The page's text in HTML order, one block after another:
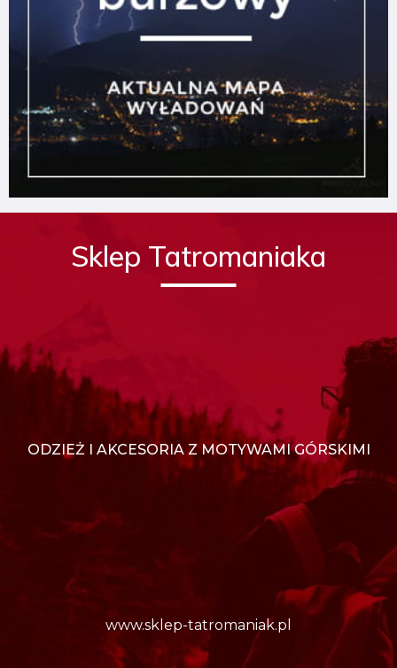
Sklep Tatromaniaka
ODZIEŻ I AKCESORIA Z MOTYWAMI GÓRSKIMI
www.sklep-tatromaniak.pl